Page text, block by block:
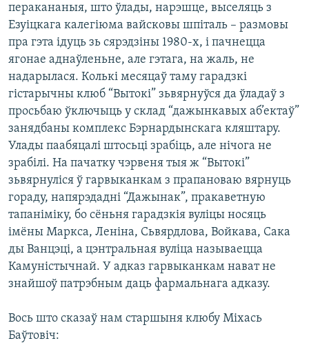
перакананыя, што ўлады, нарэшце, выселяць з
Езуіцкага калегіюма вайсковы шпіталь – размовы
пра гэта ідуць зь сярэдзіны 1980-х, і пачнецца
ягонае аднаўленьне, але гэтага, на жаль, не
надарылася. Колькі месяцаў таму гарадзкі
гістарычны клюб “Вытокі” зьвярнуўся да ўладаў з
просьбаю ўключыць у склад “дажынкавых аб’ектаў”
занядбаны комплекс Бэрнардынскага кляштару.
Улады паабяцалі штосьці зрабіць, але нічога не
зрабілі. На пачатку чэрвеня тыя ж “Вытокі”
зьвярнуліся ў гарвыканкам з прапановаю вярнуць
гораду, напярэдадні “Дажынак”, пракаветную
тапаніміку, бо сёньня гарадзкія вуліцы носяць
імёны Маркса, Леніна, Сьвярдлова, Войкава, Сака
ды Ванцэці, а цэнтральная вуліца называецца
Камуністычнай. У адказ гарвыканкам нават не
знайшоў патрэбным даць фармальнага адказу.
Вось што сказаў нам старшыня клюбу Міхась
Баўтовіч: